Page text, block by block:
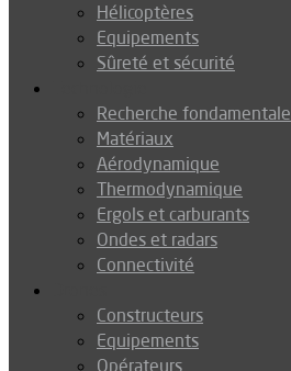
Hélicoptères
Equipements
Sûreté et sécurité
Recherche fondamentale
Matériaux
Aérodynamique
Thermodynamique
Ergols et carburants
Ondes et radars
Connectivité
Constructeurs
Equipements
Opérateurs